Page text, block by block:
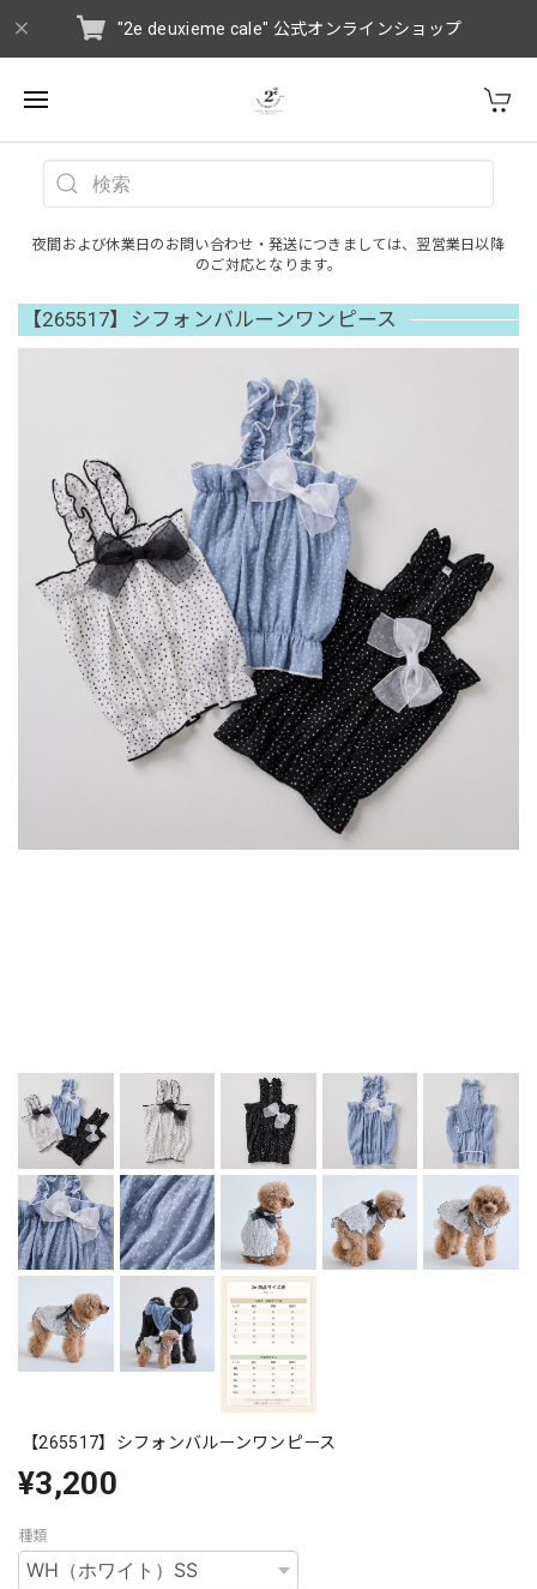
"2e deuxieme cale" 公式オンラインショップ
夜間および休業日のお問い合わせ・発送につきましては、翌営業日以降
のご対応となります。
【265517】シフォンバルーンワンピース
【265517】シフォンバルーンワンピース
¥3,200
種類